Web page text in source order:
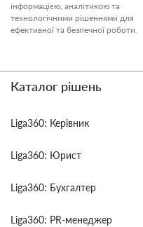
інформацією, аналітикою та
технологічними рішеннями для
ефективної та безпечної роботи.
Каталог рішень
Liga360: Керівник
Liga360: Юрист
Liga360: Бухгалтер
Liga360: PR-менеджер